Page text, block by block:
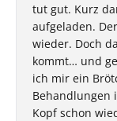
tut gut. Kurz
aufgeladen.
wieder. Doch
kommt… und
ich mir ein
Behandlungen
Kopf schon